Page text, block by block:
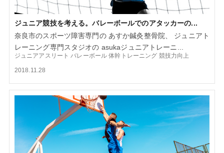
ジュニア競技を考える。バレーボールでのアタッカーの...
奈良市のスポーツ障害専門の あすか鍼灸整骨院、 ジュニアト
レーニング専門スタジオの asukaジュニアトレーニ...
ジュニアアスリート バレーボール 体幹トレーニング 競技力向上
2018.11.28